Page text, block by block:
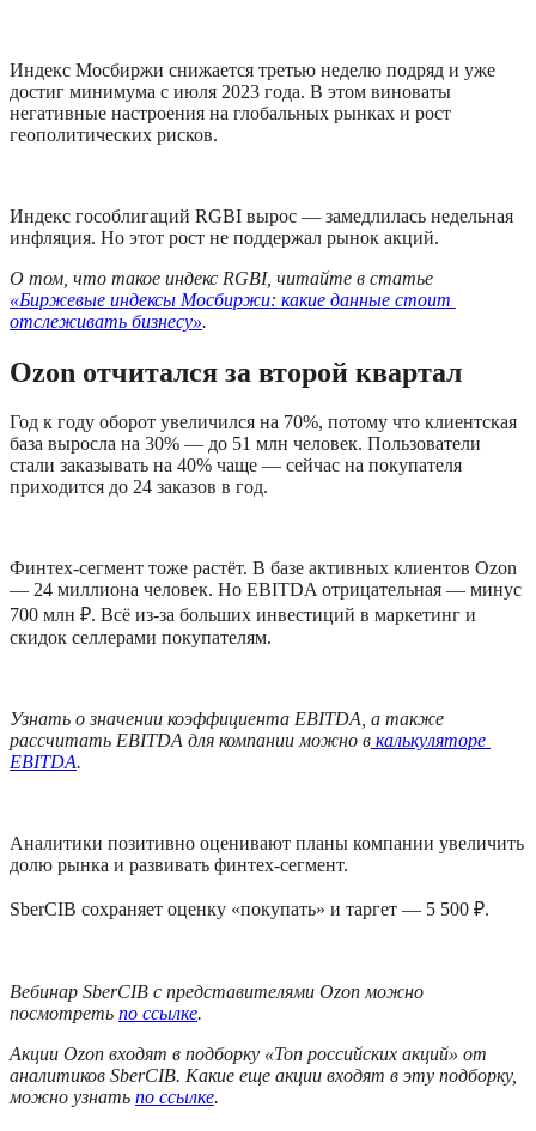
Индекс Мосбиржи снижается третью неделю подряд и уже
достиг минимума с июля 2023 года. В этом виноваты
негативные настроения на глобальных рынках и рост
геополитических рисков.
Индекс гособлигаций RGBI вырос — замедлилась недельная
инфляция. Но этот рост не поддержал рынок акций.
«Биржевые индексы Мосбиржи: какие данные стоит
отслеживать бизнесу».
Ozon отчитался за второй квартал
Год к году оборот увеличился на 70%, потому что клиентская
база выросла на 30% — до 51 млн человек. Пользователи
стали заказывать на 40% чаще — сейчас на покупателя
приходится до 24 заказов в год.
Финтех-сегмент тоже растёт. В базе активных клиентов Ozon
— 24 миллиона человек. Но EBITDA отрицательная — минус
700 млн ₽. Всё из-за больших инвестиций в маркетинг и
скидок селлерами покупателям.
Узнать о значении коэффициента EBITDA, а также
рассчитать EBITDA для компании можно в калькуляторе
EBITDA.
Аналитики позитивно оценивают планы компании увеличить
долю рынка и развивать финтех-сегмент.
SberCIB сохраняет оценку «покупать» и таргет — 5 500 ₽.
Вебинар SberCIB с представителями Ozon можно
посмотреть по ссылке.
Акции Ozon входят в подборку «Топ российских акций» от
аналитиков SberCIB. Какие еще акции входят в эту подборку,
можно узнать по ссылке.